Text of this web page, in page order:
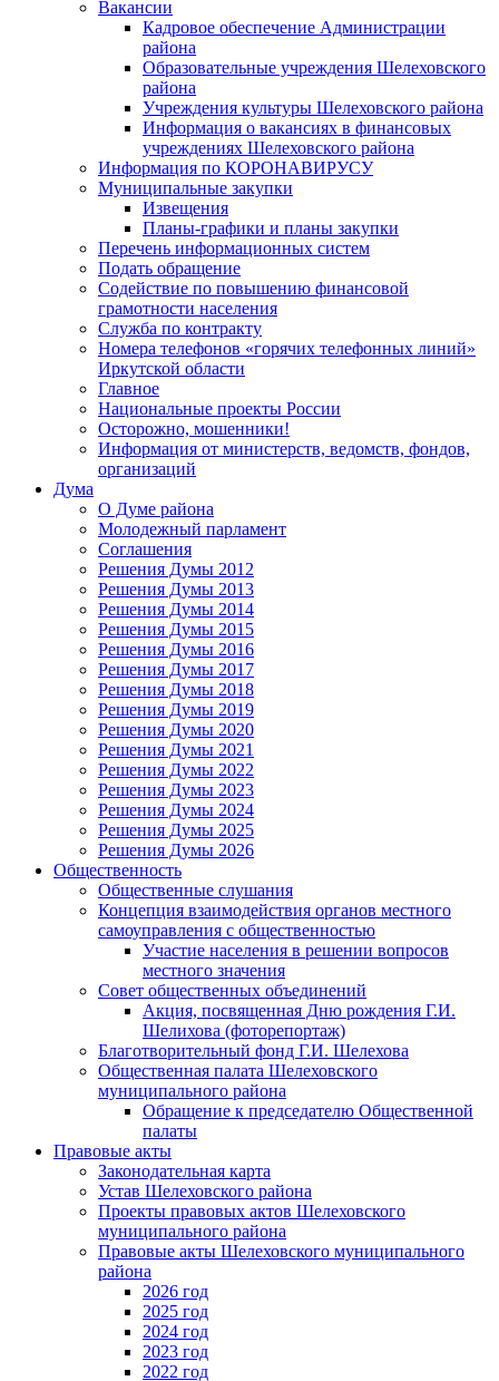
Вакансии
Кадровое обеспечение Администрации
района
Образовательные учреждения Шелеховского
района
Учреждения культуры Шелеховского района
Информация о вакансиях в финансовых
учреждениях Шелеховского района
Информация по КОРОНАВИРУСУ
Муниципальные закупки
Извещения
Планы-графики и планы закупки
Перечень информационных систем
Подать обращение
Содействие по повышению финансовой
грамотности населения
Служба по контракту
Номера телефонов «горячих телефонных линий»
Иркутской области
Главное
Национальные проекты России
Осторожно, мошенники!
Информация от министерств, ведомств, фондов,
организаций
Дума
О Думе района
Молодежный парламент
Соглашения
Решения Думы 2012
Решения Думы 2013
Решения Думы 2014
Решения Думы 2015
Решения Думы 2016
Решения Думы 2017
Решения Думы 2018
Решения Думы 2019
Решения Думы 2020
Решения Думы 2021
Решения Думы 2022
Решения Думы 2023
Решения Думы 2024
Решения Думы 2025
Решения Думы 2026
Общественность
Общественные слушания
Концепция взаимодействия органов местного
самоуправления с общественностью
Участие населения в решении вопросов
местного значения
Совет общественных объединений
Акция, посвященная Дню рождения Г.И.
Шелихова (фоторепортаж)
Благотворительный фонд Г.И. Шелехова
Общественная палата Шелеховского
муниципального района
Обращение к председателю Общественной
палаты
Правовые акты
Законодательная карта
Устав Шелеховского района
Проекты правовых актов Шелеховского
муниципального района
Правовые акты Шелеховского муниципального
района
2026 год
2025 год
2024 год
2023 год
2022 год